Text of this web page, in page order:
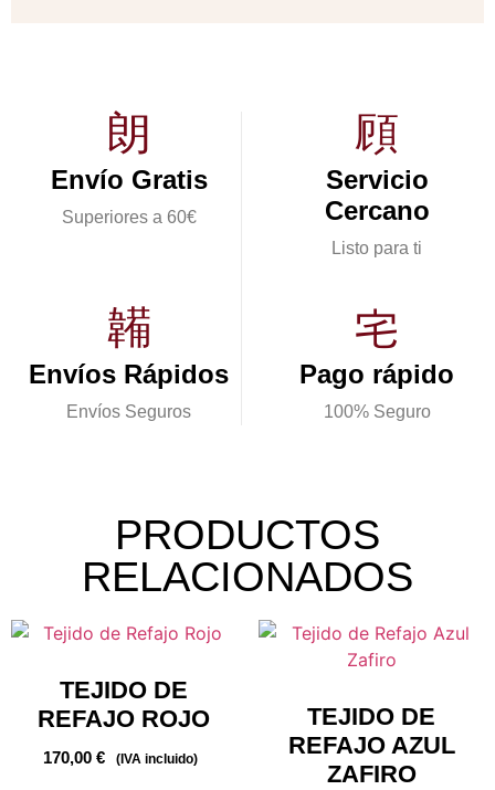
Envío Gratis
Superiores a 60€
Servicio
Cercano
Listo para ti
Envíos Rápidos
Envíos Seguros
Pago rápido
100% Seguro
PRODUCTOS
RELACIONADOS
TEJIDO DE
REFAJO ROJO
170,00 € (IVA incluido)
TEJIDO DE
REFAJO AZUL
ZAFIRO